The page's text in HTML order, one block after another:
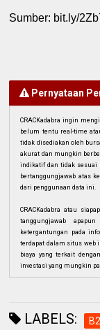
Sumber: bit.ly/
Pernyataan
CRACKadabra ingin
belum tentu real-time
tidak disediakan oleh
akurat dan mungkin
indikatif dan tidak sesuai
bertanggungjawab atas
dari penggunaan data ini.
CRACKadabra atau
tanggungjawab
ketergantungan pada
terdapat dalam situs web
biaya yang terkait
investasi yang mungkin
LABELS: